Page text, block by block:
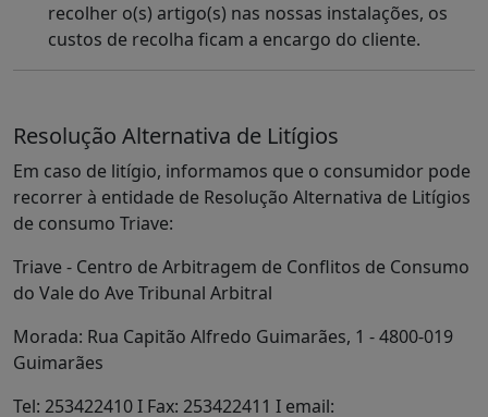
recolher o(s) artigo(s) nas nossas instalações, os
custos de recolha ficam a encargo do cliente.
Resolução Alternativa de Litígios
Em caso de litígio, informamos que o consumidor pode
recorrer à entidade de Resolução Alternativa de Litígios
de consumo Triave:
Triave - Centro de Arbitragem de Conflitos de Consumo
do Vale do Ave Tribunal Arbitral
Morada: Rua Capitão Alfredo Guimarães, 1 - 4800-019
Guimarães
Tel: 253422410 I Fax: 253422411 I email: